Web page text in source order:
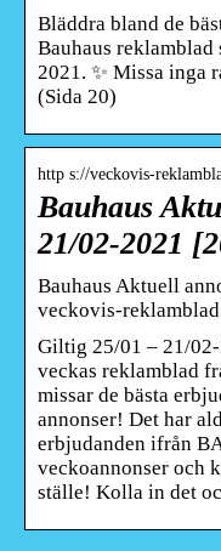
Bläddra bland de
Bauhaus
2021. ✨ Missa inga
(Sida 20)
http s://veckovis-
Bauhaus
21/02-2021
Bauhaus Aktuell
veckovis-
Giltig 25/01 – 21/
veckas reklamblad
missar de bästa
annonser! Det har
erbjudanden ifrån
veckoannonser och
ställe! Kolla in det